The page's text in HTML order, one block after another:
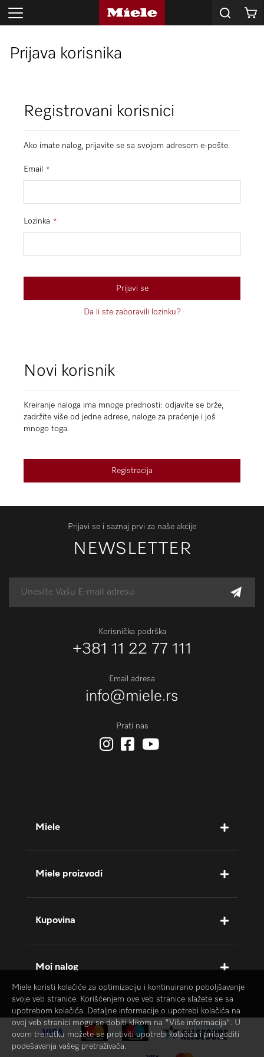
Korpa
Prijava korisnika
Registrovani korisnici
Ako imate nalog, prijavite se sa svojom adresom e-pošte.
Email
Lozinka
Prijavi se
Da li ste zaboravili lozinku?
Novi korisnik
Kreiranje naloga ima mnoge prednosti: odjavite se brže,
zadržite više od jedne adrese, naloge za praćenje i još
mnogo toga.
Registracija
Prijavi se i saznaj prvi za naše akcije
NEWSLETTER
Korisnička podrška
+381 11 22 77 111
Email adresa
info@miele.rs
Prati nas
Miele
Miele proizvodi
Kupovina
Moj nalog
Miele koristi kolačiće za optimizaciju i kontinuirano poboljšavanje
svoje veb stranice. Korišćenjem ove veb stranice slažete se sa
upotrebom kolačića. Detaljne informacije o upotrebi kolačića na
ovoj veb stranici mogu se dobiti klikom na "Više informacija". U
ovom trenutku možete se protiviti upotrebi kolačića i prilagoditi
podešavanja vašeg pretraživača.